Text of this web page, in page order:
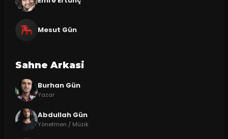
Mesut Gün
Sahne Arkasi
Burhan Gün
Yazar
Abdullah Gün
Yönetmen / Müzik